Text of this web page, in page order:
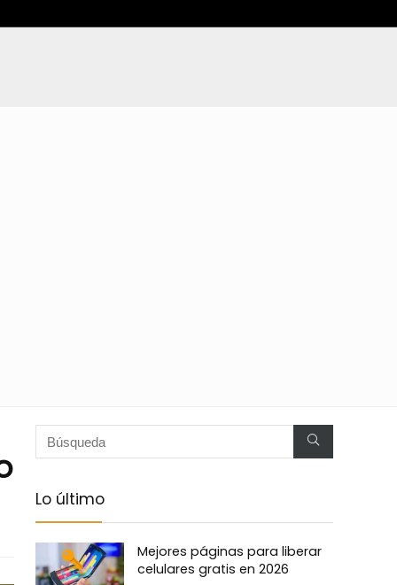
Lo último
Mejores páginas para liberar
celulares gratis en 2026